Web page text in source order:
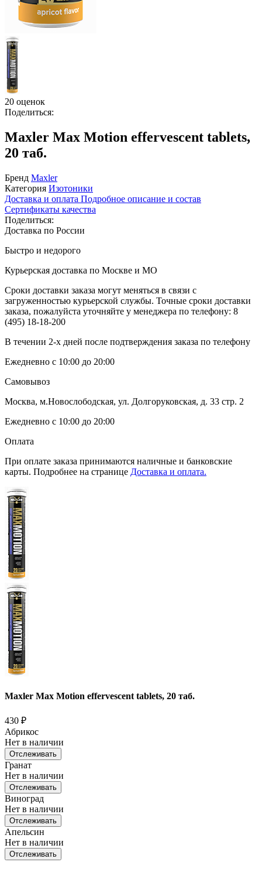
20 оценок
Поделиться:
Maxler Max Motion effervescent tablets,
20 таб.
Бренд Maxler
Категория Изотоники
Доставка и оплата Подробное описание и состав
Сертификаты качества
Поделиться:
Доставка по России
Быстро и недорого
Курьерская доставка по Москве и МО
Сроки доставки заказа могут меняться в связи с
загруженностью курьерской службы. Точные сроки доставки
заказа, пожалуйста уточняйте у менеджера по телефону: 8
(495) 18-18-200
В течении 2-х дней после подтверждения заказа по телефону
Ежедневно с 10:00 до 20:00
Самовывоз
Москва, м.Новослободская, ул. Долгоруковская, д. 33 стр. 2
Ежедневно с 10:00 до 20:00
Оплата
При оплате заказа принимаются наличные и банковские
карты. Подробнее на странице Доставка и оплата.
Maxler Max Motion effervescent tablets, 20 таб.
430 ₽
Абрикос
Нет в наличии
Отслеживать
Гранат
Нет в наличии
Отслеживать
Виноград
Нет в наличии
Отслеживать
Апельсин
Нет в наличии
Отслеживать